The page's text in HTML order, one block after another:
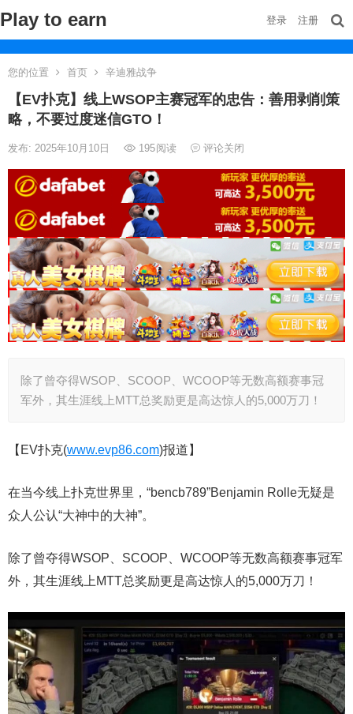
Play to earn 登录 注册
您的位置 首页 辛迪雅战争
【EV扑克】线上WSOP主赛冠军的忠告：善用剥削策
略，不要过度迷信GTO！
发布: 2025年10月10日 195阅读 评论关闭
除了曾夺得WSOP、SCOOP、WCOOP等无数高额赛事冠
军外，其生涯线上MTT总奖励更是高达惊人的5,000万刀！
【EV扑克(www.evp86.com)报道】
在当今线上扑克世界里，“bencb789”Benjamin Rolle无疑是
众人公认“大神中的大神”。
除了曾夺得WSOP、SCOOP、WCOOP等无数高额赛事冠军
外，其生涯线上MTT总奖励更是高达惊人的5,000万刀！